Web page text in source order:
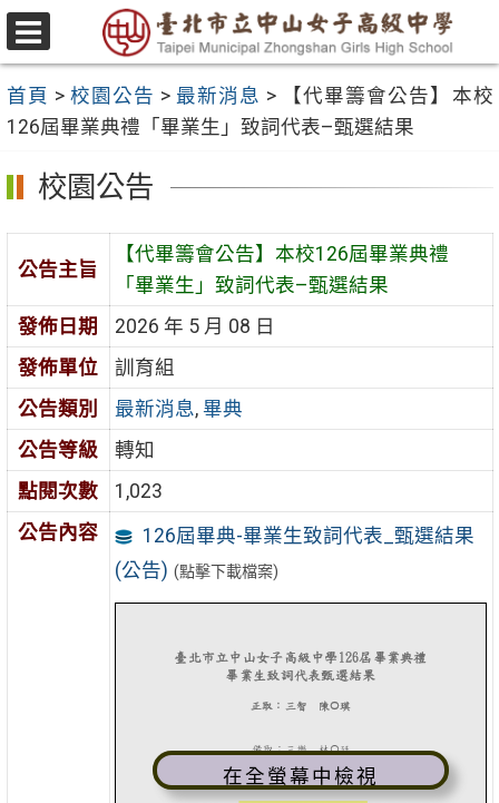
跳
至
要
內
容
區
選
單
首頁 > 校園公告 > 最新消息 >
【代畢籌會公告】本校
126屆畢業典禮「畢業生」致詞代表–甄選結果
校園公告
公告主旨
【代畢籌會公告】本校126屆畢業典禮
「畢業生」致詞代表–甄選結果
發佈日期
2026 年 5 月 08 日
發佈單位
訓育組
公告類別
最新消息, 畢典
公告等級
轉知
點閱次數
1,023
公告內容
126屆畢典-畢業生致詞代表_甄選結果
(公告) (點擊下載檔案)
在全螢幕中檢視